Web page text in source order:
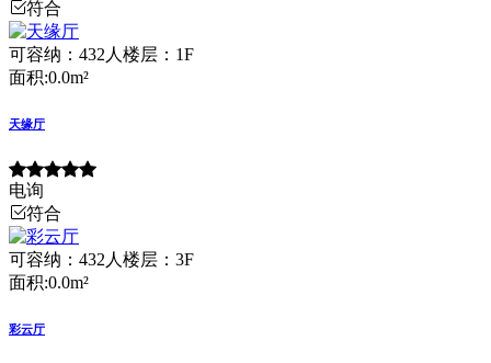
符合
可容纳：432人 楼层：1F
面积:0.0m²
天缘厅
电询
符合
可容纳：432人 楼层：3F
面积:0.0m²
彩云厅